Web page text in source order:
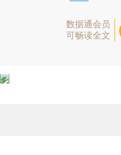
数据通会员
可畅读全文